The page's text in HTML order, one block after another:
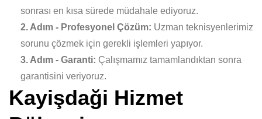
sonrası en kısa sürede müdahale ediyoruz.
2. Adım - Profesyonel Çözüm: Uzman teknisyenlerimiz
sorunu çözmek için gerekli işlemleri yapıyor.
3. Adım - Garanti: Çalışmamız tamamlandıktan sonra
garantisini veriyoruz.
Kayişdaği Hizmet